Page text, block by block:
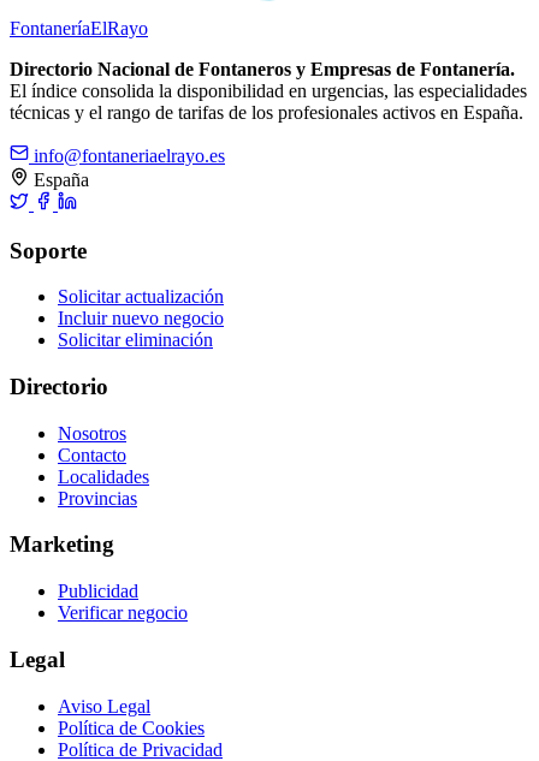
FontaneríaElRayo
Directorio Nacional de Fontaneros y Empresas de Fontanería.
El índice consolida la disponibilidad en urgencias, las especialidades
técnicas y el rango de tarifas de los profesionales activos en España.
info@fontaneriaelrayo.es
España
Soporte
Solicitar actualización
Incluir nuevo negocio
Solicitar eliminación
Directorio
Nosotros
Contacto
Localidades
Provincias
Marketing
Publicidad
Verificar negocio
Legal
Aviso Legal
Política de Cookies
Política de Privacidad